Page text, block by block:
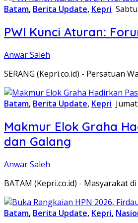
Batam, Berita Update, Kepri
PWI Kunci Aturan:
Anwar Saleh
SERANG (Kepri.co.id) - Persatuan
Batam, Berita Update, Kepri
Makmur Elok Graha
dan Galang
Anwar Saleh
BATAM (Kepri.co.id) - Masyarakat
Batam, Berita Update, Kepri,